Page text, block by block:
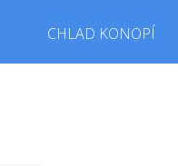
CHLAD KONOPÍ